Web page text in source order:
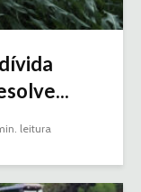
leitura